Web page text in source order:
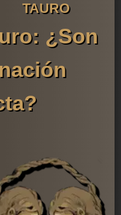
TAURO
¿Son